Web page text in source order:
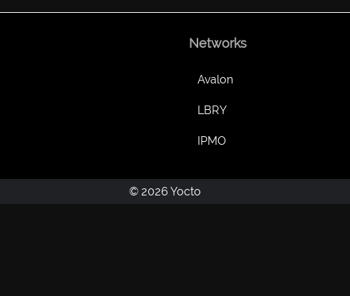
Networks
Avalon
LBRY
IPMO
© 2026 Yocto